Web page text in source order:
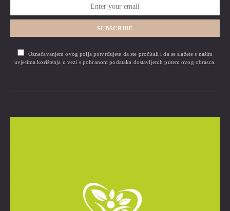
SUBSCRIBE
Označavanjem ovog polja potvrđujete da ste pročitali i da se slažete s našim
uvjetima korištenja u vezi s pohranom podataka dostavljenih putem ovog obrasca.